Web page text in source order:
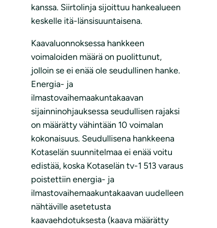
kanssa. Siirtolinja sijoittuu hankealueen
keskelle itä-länsisuuntaisena.
Kaavaluonnoksessa hankkeen
voimaloiden määrä on puolittunut,
jolloin se ei enää ole seudullinen hanke.
Energia- ja
ilmastovaihemaakuntakaavan
sijainninohjauksessa seudullisen rajaksi
on määrätty vähintään 10 voimalan
kokonaisuus. Seudullisena hankkeena
Kotaselän suunnitelmaa ei enää voitu
edistää, koska Kotaselän tv-1 513 varaus
poistettiin energia- ja
ilmastovaihemaakuntakaavan uudelleen
nähtäville asetetusta
kaavaehdotuksesta (kaava määrätty